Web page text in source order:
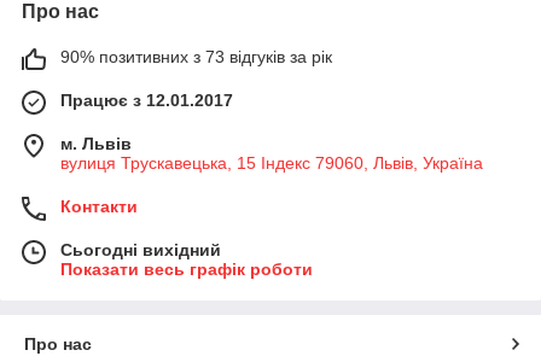
Про нас
90% позитивних з 73 відгуків за рік
Працює з 12.01.2017
м. Львів
вулиця Трускавецька, 15 Індекс 79060, Львів, Україна
Контакти
Сьогодні вихідний
Показати весь графік роботи
Про нас